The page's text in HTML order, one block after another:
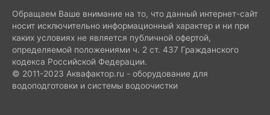
Обращаем Ваше внимание на то, что данный интернет-сайт
носит исключительно информационный характер и ни при
каких условиях не является публичной офертой,
определяемой положениями ч. 2 ст. 437 Гражданского
кодекса Российской Федерации.
© 2011-2023 Аквафактор.ru - оборудование для
водоподготовки и системы водоочистки